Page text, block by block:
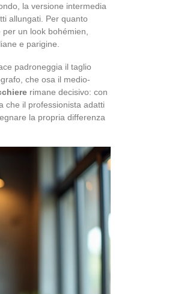
la versione intermedia
allungati. Per quanto
un look bohémien,
e parigine.
padroneggia il taglio
che osa il medio-
rimane decisivo: con
che il professionista adatti
la propria differenza